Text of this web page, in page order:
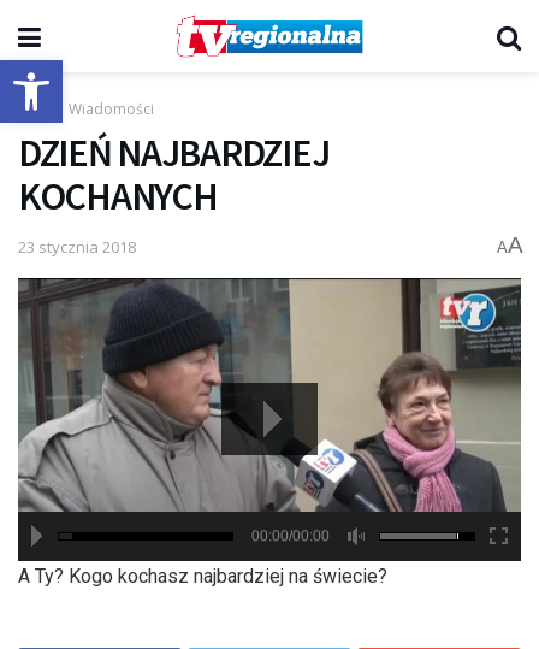
Otwórz pasek narzędzi
Start Wiadomości
DZIEŃ NAJBARDZIEJ
KOCHANYCH
23 stycznia 2018 AA
hd2880
hd2160
hd2160
hd1440
highres
hd1080
hd720
large
medium
small
tiny
00:00/00:00
A Ty? Kogo kochasz najbardziej na świecie?